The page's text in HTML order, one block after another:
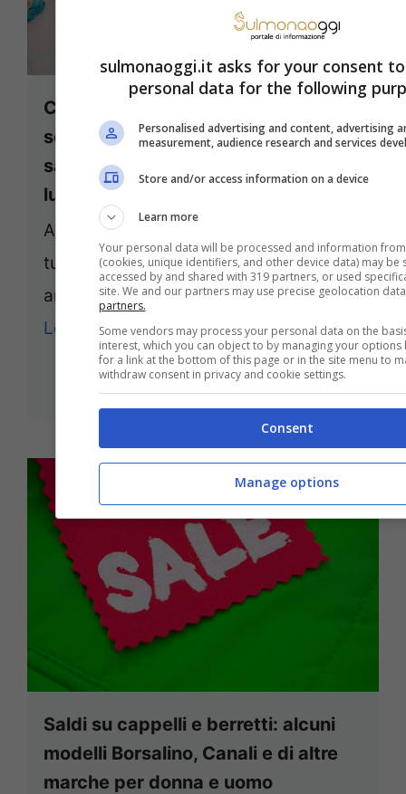
Come arredare un bagno piccolo e
senza finestre: le migliori soluzioni
salvaspazio e i consigli per renderlo
luminoso
Anche se piccolo e senza finestre, il
tuo bagno può ugualmente essere
arredato con stile e modernità. È ...
Leggi tutto
24 Gennaio 2024 - 20:30
Saldi su cappelli e berretti: alcuni
modelli Borsalino, Canali e di altre
marche per donna e uomo
sulmonaoggi.it asks for your consent
personal data for the following
Personalised advertising and content, advertising
measurement, audience research and services
Store and/or access information on a device
Learn more
Your personal data will be processed and information
(cookies, unique identifiers, and other device data) may be
accessed by and shared with 319 partners, or used
site. We and our partners may use precise geolocation
partners.
Some vendors may process your personal data on the
interest, which you can object to by managing your options
for a link at the bottom of this page or in the site menu to
withdraw consent in privacy and cookie settings.
Consent
Manage options